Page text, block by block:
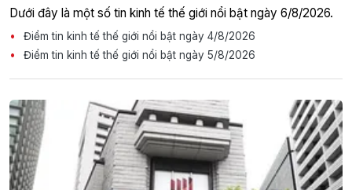
Dưới đây là một số tin kinh tế thế giới nổi bật ngày 6/8/2026.
Điểm tin kinh tế thế giới nổi bật ngày 4/8/2026
Điểm tin kinh tế thế giới nổi bật ngày 5/8/2026